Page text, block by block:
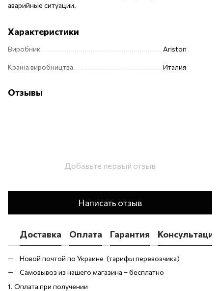
аварийные ситуации.
Характеристики
Виробник Ariston
Країна виробництва Италия
Отзывы
Добавьте первый отзыв
Написать отзыв
Доставка Оплата Гарантия Консультация
Новой почтой по Украине (тарифы перевозчика)
Самовывоз из нашего магазина – бесплатно
1. Оплата при получении